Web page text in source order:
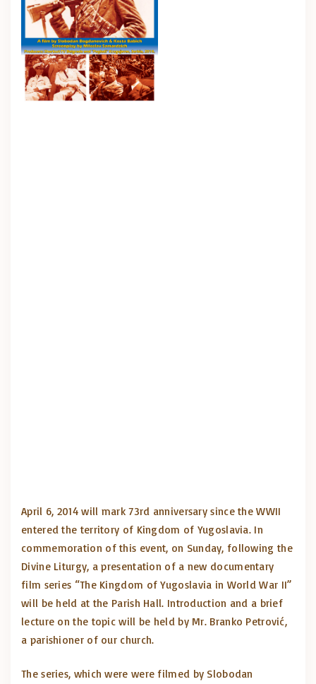
April 6, 2014 will mark 73rd anniversary since the WWII
entered the territory of Kingdom of Yugoslavia. In
commemoration of this event, on Sunday, following the
Divine Liturgy, a presentation of a new documentary
film series “The Kingdom of Yugoslavia in World War II”
will be held at the Parish Hall. Introduction and a brief
lecture on the topic will be held by Mr. Branko Petrović,
a parishioner of our church.
The series, which were were filmed by Slobodan